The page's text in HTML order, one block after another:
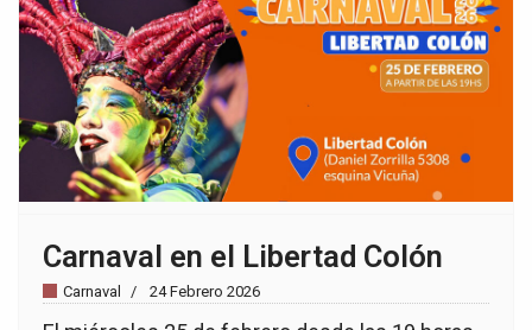
Carnaval en el Libertad Colón
Carnaval 24 Febrero 2026